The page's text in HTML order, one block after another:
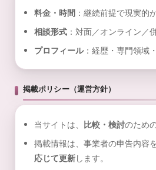
料金・時間：継続前提で現実的
相談形式：対面／オンライン／
プロフィール：経歴・専門領域
掲載ポリシー（運営方針）
当サイトは、 比較・検討のため
掲載情報は、事業者の申告内容
応じて更新します。